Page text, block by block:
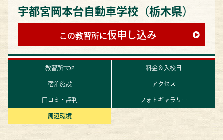
宇都宮岡本台自動車学校（栃木県）
この教習所に仮申し込み
教習所TOP
料金＆入校日
宿泊施設
アクセス
口コミ・評判
フォトギャラリー
周辺環境